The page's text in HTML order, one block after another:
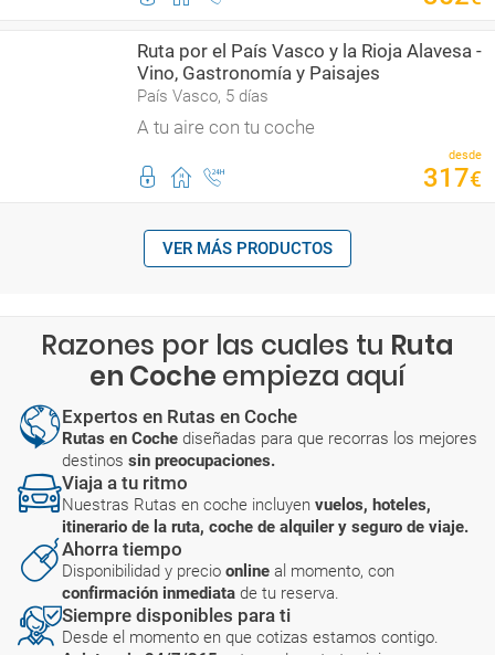
Ruta por el País Vasco y la Rioja Alavesa -
Vino, Gastronomía y Paisajes
País Vasco, 5 días
A tu aire con tu coche
desde
317€
VER MÁS PRODUCTOS
Razones por las cuales tu Ruta
en Coche empieza aquí
Expertos en Rutas en Coche
Rutas en Coche diseñadas para que recorras los mejores
destinos sin preocupaciones.
Viaja a tu ritmo
Nuestras Rutas en coche incluyen vuelos, hoteles,
itinerario de la ruta, coche de alquiler y seguro de viaje.
Ahorra tiempo
Disponibilidad y precio online al momento, con
confirmación inmediata de tu reserva.
Siempre disponibles para ti
Desde el momento en que cotizas estamos contigo.